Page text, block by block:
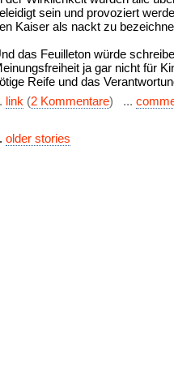
sein und provoziert
Kaiser als nackt zu
das Feuilleton würde
ja gar nicht für
Reife und das
link (2 Kommentare) ...
older stories